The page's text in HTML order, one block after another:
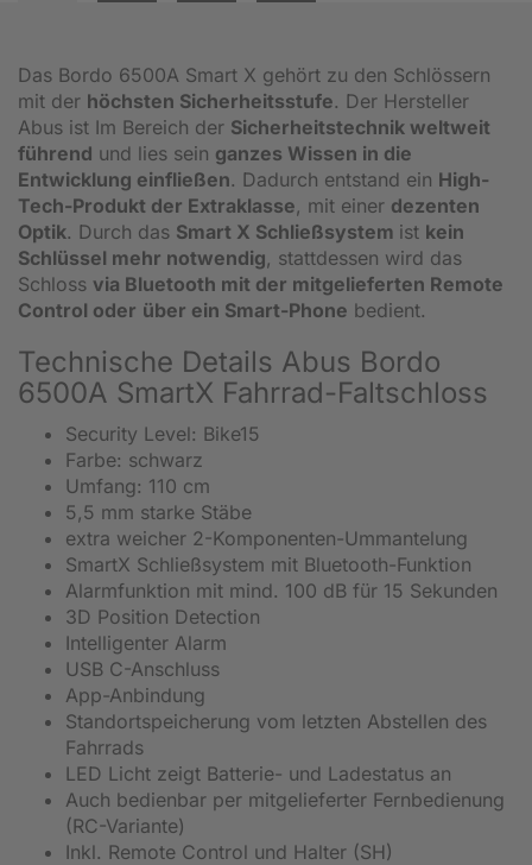
Das Bordo 6500A Smart X gehört zu den Schlössern
mit der höchsten Sicherheitsstufe. Der Hersteller
Abus ist Im Bereich der Sicherheitstechnik weltweit
führend und lies sein ganzes Wissen in die
Entwicklung einfließen. Dadurch entstand ein High-
Tech-Produkt der Extraklasse, mit einer dezenten
Optik. Durch das Smart X Schließsystem ist kein
Schlüssel mehr notwendig, stattdessen wird das
Schloss via Bluetooth mit der mitgelieferten Remote
Control oder über ein Smart-Phone bedient.
Technische Details Abus Bordo
6500A SmartX Fahrrad-Faltschloss
Security Level: Bike15
Farbe: schwarz
Umfang: 110 cm
5,5 mm starke Stäbe
extra weicher 2-Komponenten-Ummantelung
SmartX Schließsystem mit Bluetooth-Funktion
Alarmfunktion mit mind. 100 dB für 15 Sekunden
3D Position Detection
Intelligenter Alarm
USB C-Anschluss
App-Anbindung
Standortspeicherung vom letzten Abstellen des
Fahrrads
LED Licht zeigt Batterie- und Ladestatus an
Auch bedienbar per mitgelieferter Fernbedienung
(RC-Variante)
Inkl. Remote Control und Halter (SH)